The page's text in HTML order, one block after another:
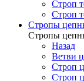
Строп
Строп
Стропы
Стропы
Назад
Ветви
Строп
Строп